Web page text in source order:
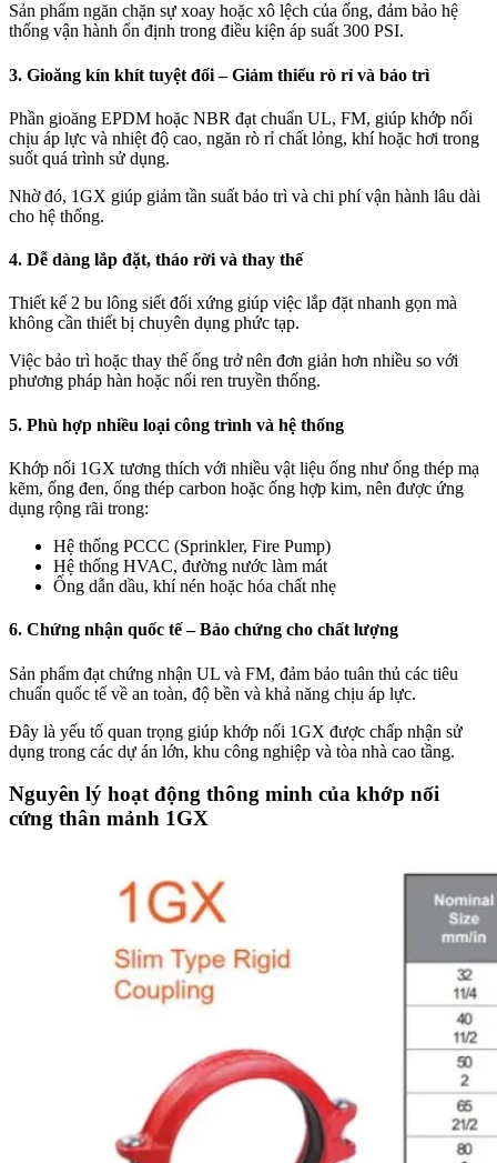
Sản phẩm ngăn chặn sự xoay hoặc xô lệch của ống, đảm bảo hệ
thống vận hành ổn định trong điều kiện áp suất 300 PSI.
3. Gioăng kín khít tuyệt đối – Giảm thiểu rò rỉ và bảo trì
Phần gioăng EPDM hoặc NBR đạt chuẩn UL, FM, giúp khớp nối
chịu áp lực và nhiệt độ cao, ngăn rò rỉ chất lỏng, khí hoặc hơi trong
suốt quá trình sử dụng.
Nhờ đó, 1GX giúp giảm tần suất bảo trì và chi phí vận hành lâu dài
cho hệ thống.
4. Dễ dàng lắp đặt, tháo rời và thay thế
Thiết kế 2 bu lông siết đối xứng giúp việc lắp đặt nhanh gọn mà
không cần thiết bị chuyên dụng phức tạp.
Việc bảo trì hoặc thay thế ống trở nên đơn giản hơn nhiều so với
phương pháp hàn hoặc nối ren truyền thống.
5. Phù hợp nhiều loại công trình và hệ thống
Khớp nối 1GX tương thích với nhiều vật liệu ống như ống thép mạ
kẽm, ống đen, ống thép carbon hoặc ống hợp kim, nên được ứng
dụng rộng rãi trong:
Hệ thống PCCC (Sprinkler, Fire Pump)
Hệ thống HVAC, đường nước làm mát
Ống dẫn dầu, khí nén hoặc hóa chất nhẹ
6. Chứng nhận quốc tế – Bảo chứng cho chất lượng
Sản phẩm đạt chứng nhận UL và FM, đảm bảo tuân thủ các tiêu
chuẩn quốc tế về an toàn, độ bền và khả năng chịu áp lực.
Đây là yếu tố quan trọng giúp khớp nối 1GX được chấp nhận sử
dụng trong các dự án lớn, khu công nghiệp và tòa nhà cao tầng.
Nguyên lý hoạt động thông minh của khớp nối
cứng thân mảnh 1GX